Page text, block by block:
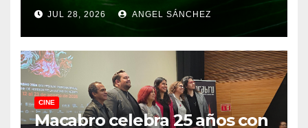
JUL 28, 2026 ANGEL SÁNCHEZ
CINE
Macabro celebra 25 años con